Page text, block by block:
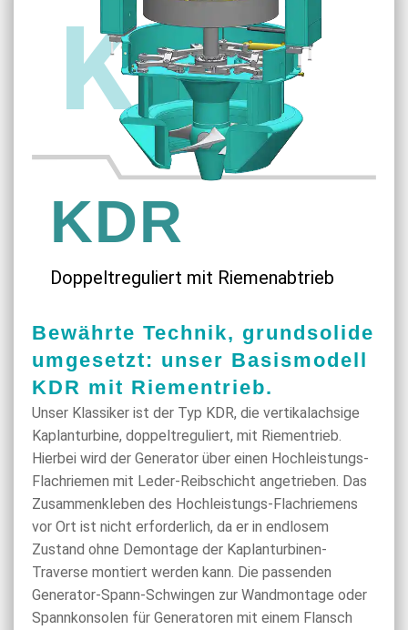
KDP
KDR
Doppeltreguliert mit Riemenabtrieb
Bewährte Technik, grundsolide
umgesetzt: unser Basismodell
KDR mit Riementrieb.
Unser Klassiker ist der Typ KDR, die vertikalachsige
Kaplanturbine, doppeltreguliert, mit Riementrieb.
Hierbei wird der Generator über einen Hochleistungs-
Flachriemen mit Leder-Reibschicht angetrieben. Das
Zusammenkleben des Hochleistungs-Flachriemens
vor Ort ist nicht erforderlich, da er in endlosem
Zustand ohne Demontage der Kaplanturbinen-
Traverse montiert werden kann. Die passenden
Generator-Spann-Schwingen zur Wandmontage oder
Spannkonsolen für Generatoren mit einem Flansch